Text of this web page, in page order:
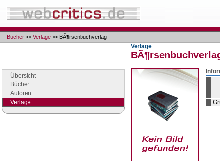
Bücher >> Verlage >> BÃ¶rsenbuchverlag
Übersicht
Bücher
Autoren
Verlage
Verlage